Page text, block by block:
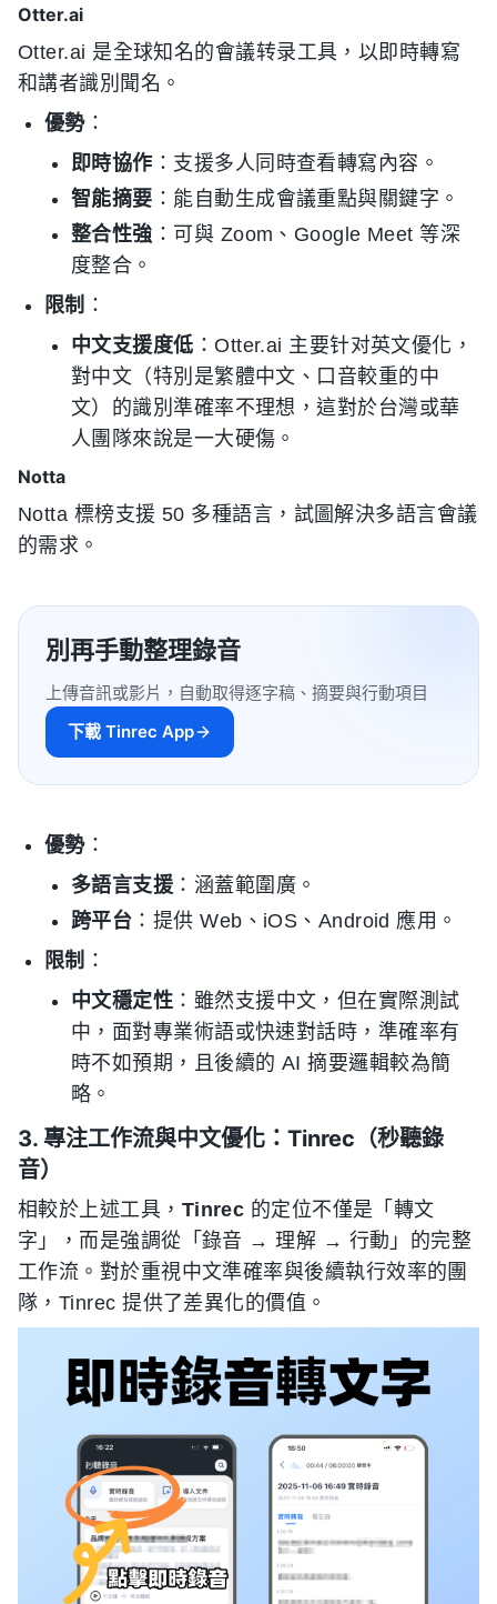
Otter.ai
Otter.ai 是全球知名的會議转录工具，以即時轉寫
和講者識別聞名。
優勢：
即時協作 ：支援多人同時查看轉寫內容。
智能摘要 ：能自動生成會議重點與關鍵字。
整合性強 ：可與 Zoom、Google Meet 等深
度整合。
限制 ：
中文支援度低 ：Otter.ai 主要针对英文優化，
對中文（特別是繁體中文、口音較重的中
文）的識別準確率不理想，這對於台灣或華
人團隊來說是一大硬傷。
Notta
Notta 標榜支援 50 多種語言，試圖解決多語言會議
的需求。
別再手動整理錄音
上傳音訊或影片，自動取得逐字稿、摘要與行動項目
下載 Tinrec App
優勢：
多語言支援 ：涵蓋範圍廣。
跨平台 ：提供 Web、iOS、Android 應用。
限制 ：
中文穩定性 ：雖然支援中文，但在實際測試
中，面對專業術語或快速對話時，準確率有
時不如預期，且後續的 AI 摘要邏輯較為簡
略。
3. 專注工作流與中文優化：Tinrec（秒聽錄
音）
相較於上述工具， Tinrec 的定位不僅是「轉文
字」，而是強調從「錄音 → 理解 → 行動」的完整
工作流。對於重視中文準確率與後續執行效率的團
隊，Tinrec 提供了差異化的價值。